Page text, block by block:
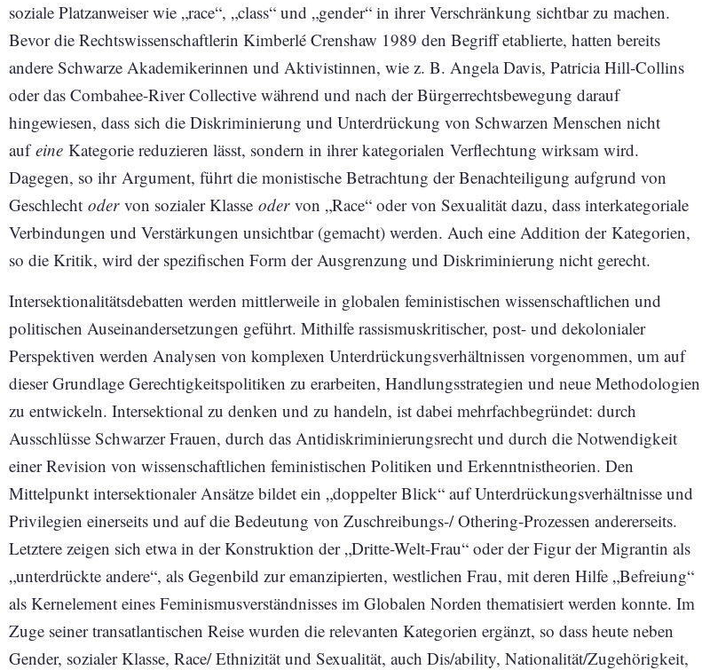
soziale Platzanweiser wie „race“, „class“ und „gender“ in ihrer Verschränkung sichtbar zu machen.
Bevor die Rechtswissenschaftlerin Kimberlé Crenshaw 1989 den Begriff etablierte, hatten bereits
andere Schwarze Akademikerinnen und Aktivistinnen, wie z. B. Angela Davis, Patricia Hill-Collins
oder das Combahee-River Collective während und nach der Bürgerrechtsbewegung darauf
hingewiesen, dass sich die Diskriminierung und Unterdrückung von Schwarzen Menschen nicht
aufeine Kategorie reduzieren lässt, sondern in ihrer kategorialen Verflechtung wirksam wird.
Dagegen, so ihr Argument, führt die monistische Betrachtung der Benachteiligung aufgrund von
Geschlecht oder von sozialer Klasse oder von „Race“ oder von Sexualität dazu, dass interkategoriale
Verbindungen und Verstärkungen unsichtbar (gemacht) werden. Auch eine Addition der Kategorien,
so die Kritik, wird der spezifischen Form der Ausgrenzung und Diskriminierung nicht gerecht.
Intersektionalitätsdebatten werden mittlerweile in globalen feministischen wissenschaftlichen und
politischen Auseinandersetzungen geführt. Mithilfe rassismuskritischer, post- und dekolonialer
Perspektiven werden Analysen von komplexen Unterdrückungsverhältnissen vorgenommen, um auf
dieser Grundlage Gerechtigkeitspolitiken zu erarbeiten, Handlungsstrategien und neue Methodologien
zu entwickeln. Intersektional zu denken und zu handeln, ist dabei mehrfachbegründet: durch
Ausschlüsse Schwarzer Frauen, durch das Antidiskriminierungsrecht und durch die Notwendigkeit
einer Revision von wissenschaftlichen feministischen Politiken und Erkenntnistheorien. Den
Mittelpunkt intersektionaler Ansätze bildet ein „doppelter Blick“ auf Unterdrückungsverhältnisse und
Privilegien einerseits und auf die Bedeutung von Zuschreibungs-/ Othering-Prozessen andererseits.
Letztere zeigen sich etwa in der Konstruktion der „Dritte-Welt-Frau“ oder der Figur der Migrantin als
„unterdrückte andere“, als Gegenbild zur emanzipierten, westlichen Frau, mit deren Hilfe „Befreiung“
als Kernelement eines Feminismusverständnisses im Globalen Norden thematisiert werden konnte. Im
Zuge seiner transatlantischen Reise wurden die relevanten Kategorien ergänzt, so dass heute neben
Gender, sozialer Klasse, Race/ Ethnizität und Sexualität, auch Dis/ability, Nationalität/Zugehörigkeit,